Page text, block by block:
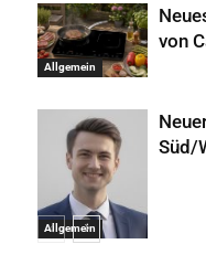
Allgemein
von
Allgemein
Süd/